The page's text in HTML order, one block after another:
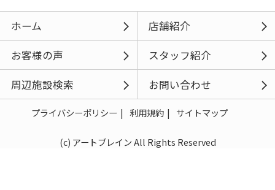
ホーム
店舗紹介
お客様の声
スタッフ紹介
周辺施設検索
お問い合わせ
プライバシーポリシー 利用規約 サイトマップ
(c) アートブレイン All Rights Reserved